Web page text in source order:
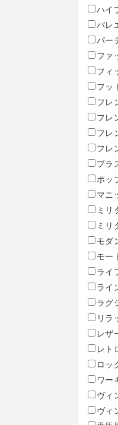
ハイ
バレ
パー
ファ
フィ
フッ
フレ
フレ
フレ
フレ
プラ
ポッ
マニ
ミリ
ミリ
モダ
モー
ライ
ライ
ラグ
リラ
レザ
レト
ロッ
ワー
ヴィ
ヴィ